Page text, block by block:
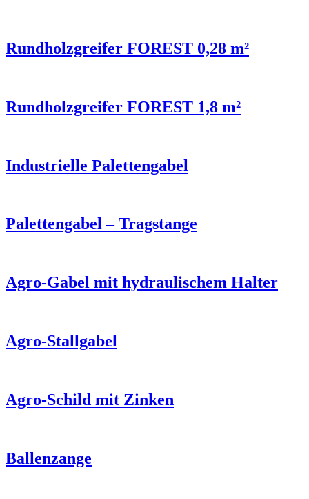
Rundholzgreifer FOREST 0,28 m²
Rundholzgreifer FOREST 1,8 m²
Industrielle Palettengabel
Palettengabel – Tragstange
Agro-Gabel mit hydraulischem Halter
Agro-Stallgabel
Agro-Schild mit Zinken
Ballenzange